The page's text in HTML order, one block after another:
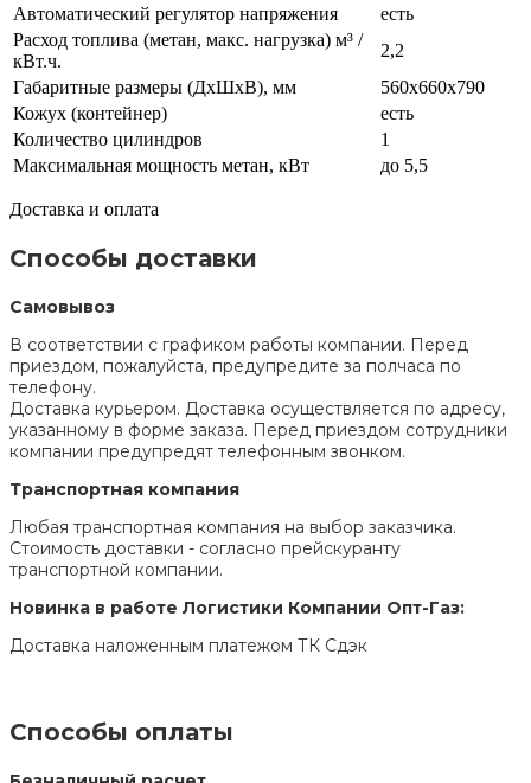
Автоматический регулятор напряжения
есть
Расход топлива (метан, макс. нагрузка) м³ /
кВт.ч.
2,2
Габаритные размеры (ДхШхВ), мм
560x660x790
Кожух (контейнер)
есть
Количество цилиндров
1
Максимальная мощность метан, кВт
до 5,5
Доставка и оплата
Способы доставки
Самовывоз
В соответствии с графиком работы компании. Перед
приездом, пожалуйста, предупредите за полчаса по
телефону.
Доставка курьером. Доставка осуществляется по адресу,
указанному в форме заказа. Перед приездом сотрудники
компании предупредят телефонным звонком.
Транспортная компания
Любая транспортная компания на выбор заказчика.
Стоимость доставки - согласно прейскуранту
транспортной компании.
Новинка в работе Логистики Компании Опт-Газ:
Доставка наложенным платежом ТК Сдэк
Способы оплаты